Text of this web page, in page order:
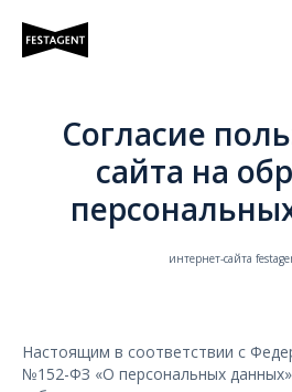
Согласие
сайта на
интернет-сайта
Настоящим в соответствии с
№152-ФЗ «О персональных